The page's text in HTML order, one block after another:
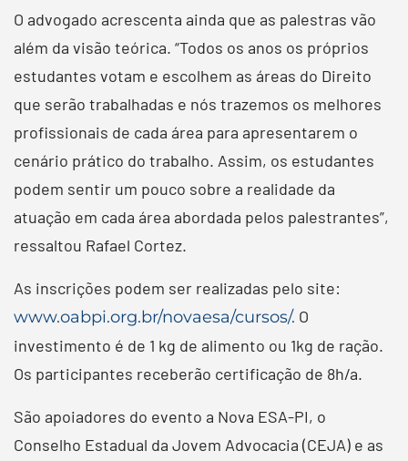
O advogado acrescenta ainda que as palestras vão
além da visão teórica. “Todos os anos os próprios
estudantes votam e escolhem as áreas do Direito
que serão trabalhadas e nós trazemos os melhores
profissionais de cada área para apresentarem o
cenário prático do trabalho. Assim, os estudantes
podem sentir um pouco sobre a realidade da
atuação em cada área abordada pelos palestrantes”,
ressaltou Rafael Cortez.
As inscrições podem ser realizadas pelo site:
www.oabpi.org.br/novaesa/cursos/. O
investimento é de 1 kg de alimento ou 1kg de ração.
Os participantes receberão certificação de 8h/a.
São apoiadores do evento a Nova ESA-PI, o
Conselho Estadual da Jovem Advocacia (CEJA) e as